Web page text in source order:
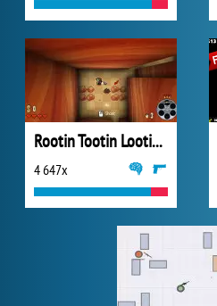
Rootin Tootin Lootin and Shootin
4 647x